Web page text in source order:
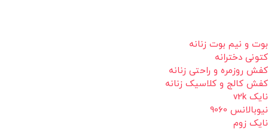
بوت و نیم بوت زنانه
کتونی دخترانه
کفش روزمره و راحتی زنانه
کفش کالج و کلاسیک زنانه
نایک v2k
نیوبالانس 9060
نایک زوم